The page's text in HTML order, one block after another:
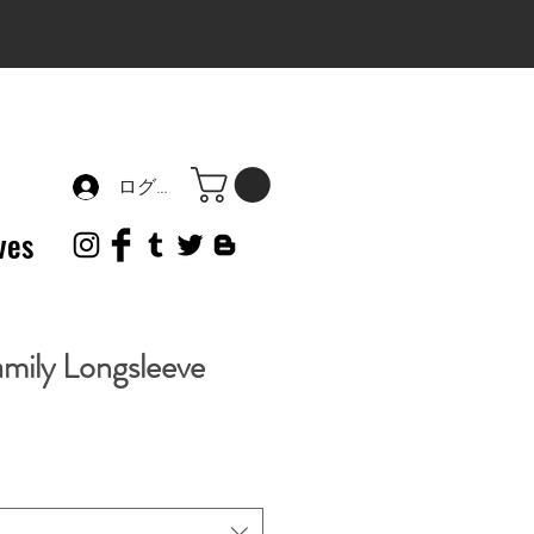
ログイン
Longsleeve